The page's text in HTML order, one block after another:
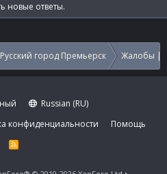
новые ответы.
город Премьерск Жалобы |
Russian (RU)
конфиденциальности Помощь
R
S